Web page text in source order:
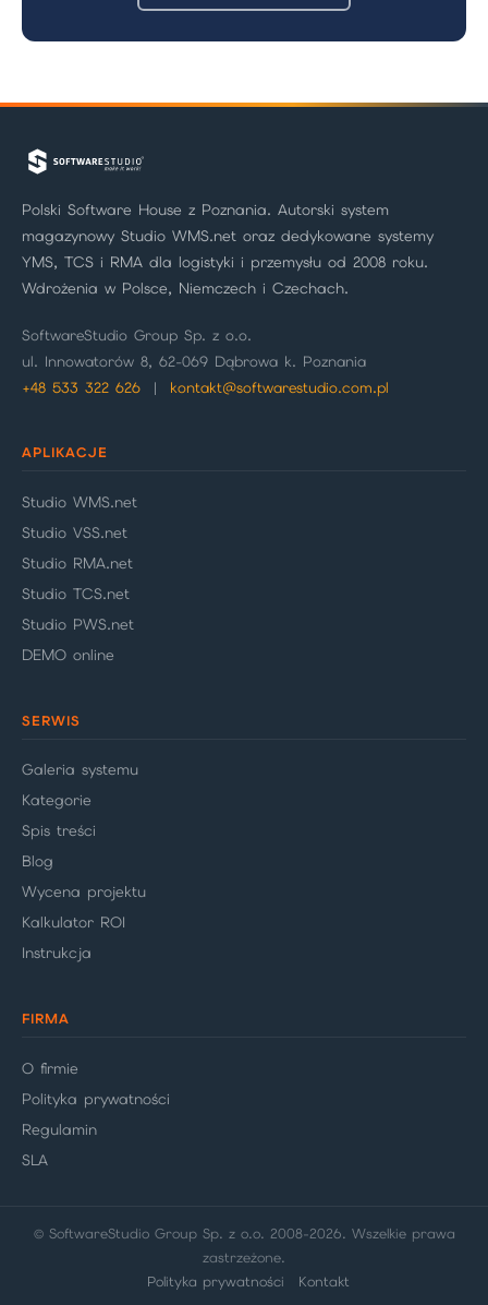
Polski Software House z Poznania. Autorski system
magazynowy Studio WMS.net oraz dedykowane systemy
YMS, TCS i RMA dla logistyki i przemysłu od 2008 roku.
Wdrożenia w Polsce, Niemczech i Czechach.
SoftwareStudio Group Sp. z o.o.
ul. Innowatorów 8, 62-069 Dąbrowa k. Poznania
+48 533 322 626 | kontakt@softwarestudio.com.pl
APLIKACJE
Studio WMS.net
Studio VSS.net
Studio RMA.net
Studio TCS.net
Studio PWS.net
DEMO online
SERWIS
Galeria systemu
Kategorie
Spis treści
Blog
Wycena projektu
Kalkulator ROI
Instrukcja
FIRMA
O firmie
Polityka prywatności
Regulamin
SLA
© SoftwareStudio Group Sp. z o.o. 2008-2026. Wszelkie prawa
zastrzeżone.
Polityka prywatności
Kontakt